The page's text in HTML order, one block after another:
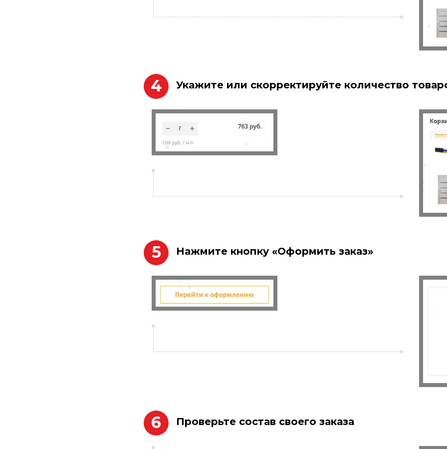
4 Укажите или скорректируйте количество
5 Нажмите кнопку «Оформить заказ»
6 Проверьте состав своего заказа